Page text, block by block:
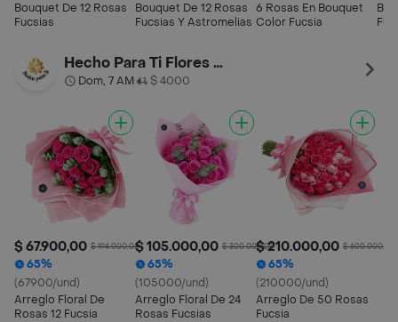
Bouquet De 12 Rosas
Fucsias
Bouquet De 12 Rosas
Fucsias Y Astromelias
6 Rosas En Bouquet
Color Fucsia
Hecho Para Ti Flores Y Rosas
Dom, 7 AM• $ 4000
$ 67.900,00 $ 194.000,00
65%
(67900/und)
Arreglo Floral De
Rosas 12 Fucsia
$ 105.000,00 $ 300.000,00
65%
(105000/und)
Arreglo Floral De 24
Rosas Fucsias
$ 210.000,00 $ 600.000,00
65%
(210000/und)
Arreglo De 50 Rosas
Fucsia